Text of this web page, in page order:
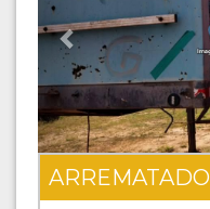
ARREMATADO